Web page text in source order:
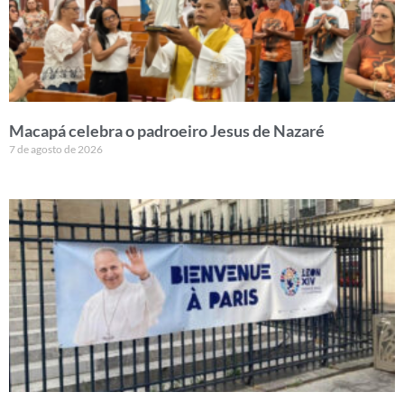
Macapá celebra o padroeiro Jesus de Nazaré
7 de agosto de 2026